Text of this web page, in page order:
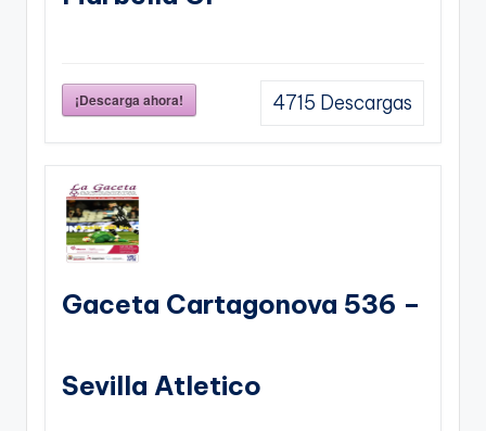
¡Descarga ahora! 4715 Descargas
Gaceta Cartagonova 536 –
Sevilla Atletico